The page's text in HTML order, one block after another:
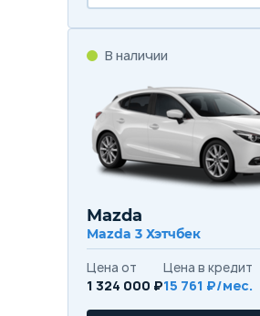
В наличии
Mazda
Mazda 3 Хэтчбек
Цена от
1 324 000 ₽
Цена в кредит
15 761 ₽/мес.